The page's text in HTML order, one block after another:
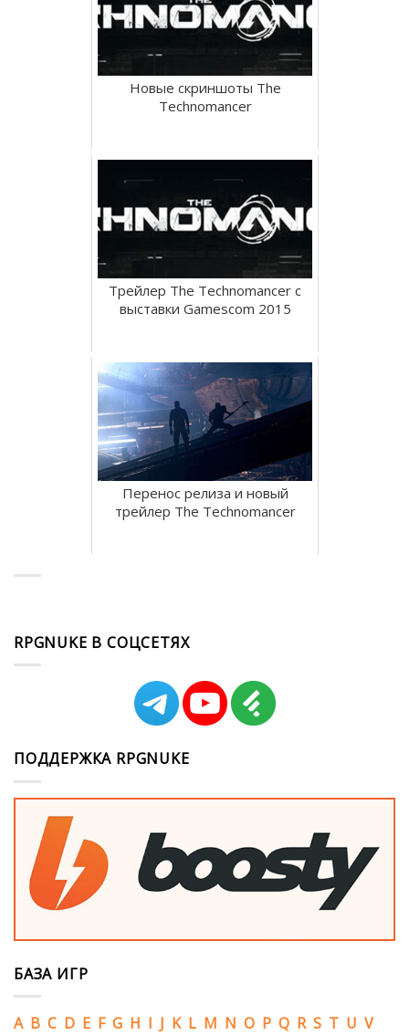
Новые скриншоты The
Technomancer
Трейлер The Technomancer с
выставки Gamescom 2015
Перенос релиза и новый
трейлер The Technomancer
RPGNUKE В СОЦСЕТЯХ
ПОДДЕРЖКА RPGNUKE
БАЗА ИГР
A B C D E F G H I J K L M N O P Q R S T U V